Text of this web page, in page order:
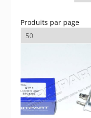
Produits par page